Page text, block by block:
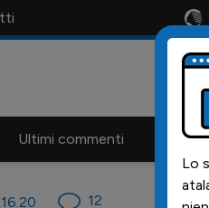
Ultimi commenti
12
Lo